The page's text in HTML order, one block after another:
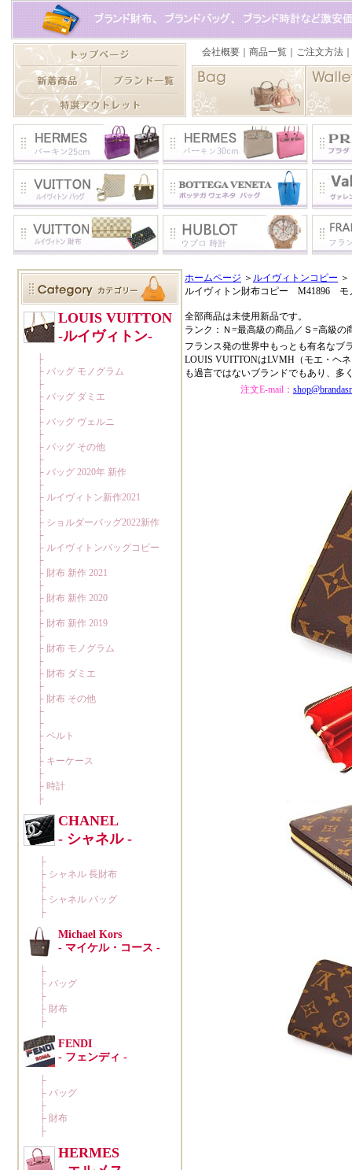
ホームページ ＞ ルイヴィトンコピー ＞
ルイヴィトン財布コピー M41896
全部商品は未使用新品です。
ランク：Ｎ=最高級の商品／Ｓ=高級の
フランス発の世界中もっとも有名なブ
LOUIS VUITTONはLVMH（モエ・ヘ
も過言ではないブランドでもあり、多
注文E-mail：